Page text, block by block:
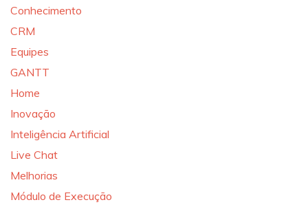
Conhecimento
CRM
Equipes
GANTT
Home
Inovação
Inteligência Artificial
Live Chat
Melhorias
Módulo de Execução